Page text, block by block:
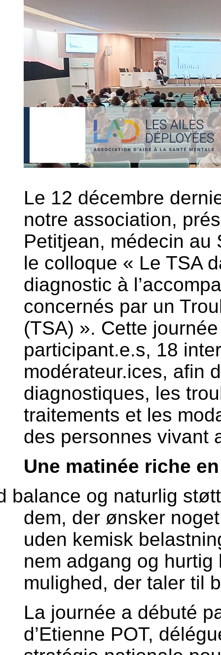
Le 12 décembre
notre association,
Petitjean, médecin au
le colloque « Le TSA
diagnostic à
concernés par un
(TSA) ». Cette
participant.e.s, 18
modérateur.ices, afin
diagnostiques, les
traitements et les
des personnes vivant
Une matinée riche
og naturlig
dem, der ønsker
uden kemisk
nem adgang og
mulighed, der taler til
La journée a débuté
d’Etienne POT,